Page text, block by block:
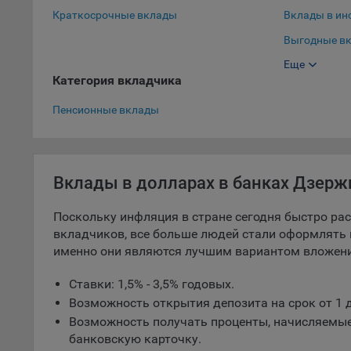
5.1.
может
9.2.
Краткосрочные вклады
Вклады в
Выгодные
Выгодные
Еще
Категория вкладчика
Пенсионные вклады
Вклады в долларах в банках
Поскольку инфляция в стране сегодня быстро
вкладчиков, все больше людей стали
именно они являются лучшим вариантом
Ставки: 1,5% - 3,5% годовых.
Возможность открытия депозита на срок от 1
Возможность получать проценты,
банковскую карточку.